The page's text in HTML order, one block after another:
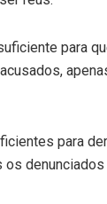
para
para